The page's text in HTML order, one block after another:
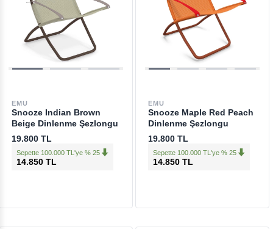
EMU
Snooze Indian Brown
Beige Dinlenme Şezlongu
19.800 TL
Sepette 100.000 TL'ye % 25
14.850 TL
EMU
Snooze Maple Red Peach
Dinlenme Şezlongu
19.800 TL
Sepette 100.000 TL'ye % 25
14.850 TL